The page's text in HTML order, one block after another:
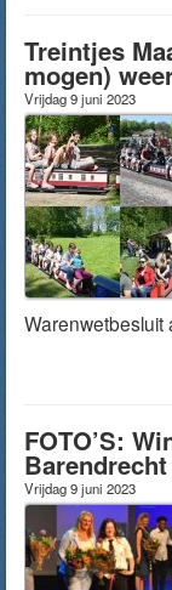
Treintjes
mogen)
Vrijdag 9 juni 2023
FOTO’S:
Barendrecht
Vrijdag 9 juni 2023